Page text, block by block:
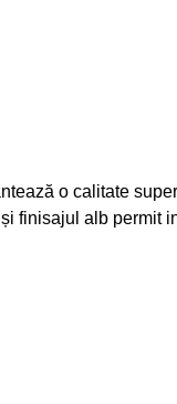
o calitate
finisajul alb permit